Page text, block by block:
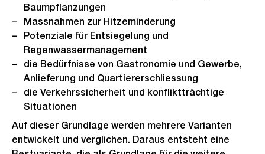
Baumpflanzungen
Massnahmen zur Hitzeminderung
Potenziale für Entsiegelung und
Regenwassermanagement
die Bedürfnisse von Gastronomie und Gewerbe,
Anlieferung und Quartiererschliessung
die Verkehrssicherheit und konfliktträchtige
Situationen
Auf dieser Grundlage werden mehrere Varianten
entwickelt und verglichen. Daraus entsteht eine